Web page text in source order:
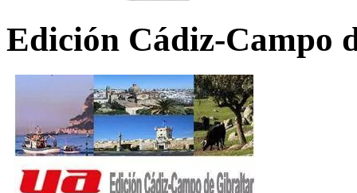
Edición Cádiz-Campo